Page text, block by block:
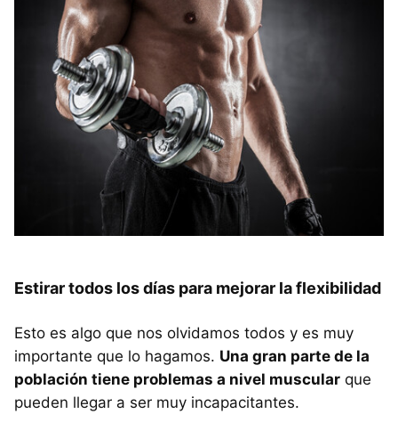
Estirar todos los días para mejorar la flexibilidad
Esto es algo que nos olvidamos todos y es muy
importante que lo hagamos. Una gran parte de la
población tiene problemas a nivel muscular que
pueden llegar a ser muy incapacitantes.